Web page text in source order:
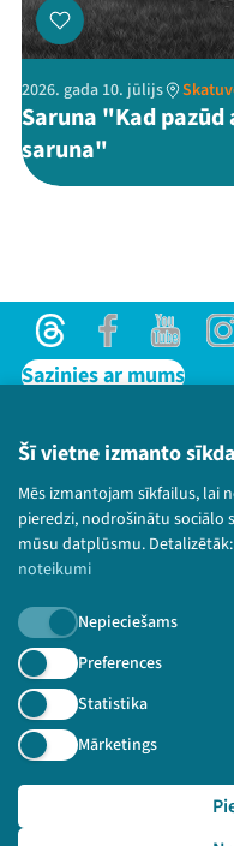
Šī vietne izmanto
Mēs izmantojam sīkfailus,
pieredzi, nodrošinātu sociālo
mūsu datplūsmu. Detalizētāk:
noteikumi
Nepieciešams
Preferences
Statistika
Mārketings
2026. gada 10. jūlijs
Saruna "Kad
saruna"
ThreadsFacebookYoutube
Sazinies ar mums
Lietošanas noteikumi
Bērnu aizsardzības
© 2026 Sarunu
paturētas.
Piesakies
Nepalaid garām aktuālāko
Pieteikties